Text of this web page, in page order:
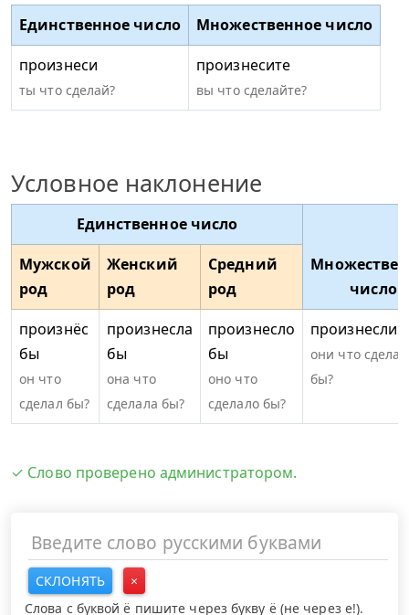
Единственное число
Множественное число
произнеси
ты что сделай?
произнесите
вы что сделайте?
Условное наклонение
Единственное число
число
Мужской
род
Женский
род
Средний
род
произнёс
бы
он что
сделал бы?
произнесла
бы
она что
сделала бы?
произнесло
бы
оно что
сделало бы?
произнесли
они что
бы?
✓ Слово проверено администратором.
СКЛОНЯТЬ
×
Слова с буквой ё пишите через букву ё (не через е!).